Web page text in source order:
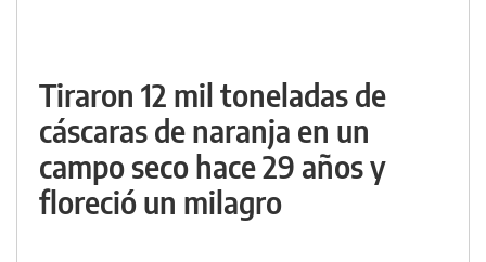
Tiraron 12 mil toneladas de
cáscaras de naranja en un
campo seco hace 29 años y
floreció un milagro